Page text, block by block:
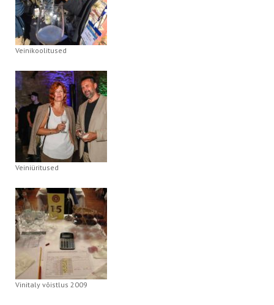
Veinikoolitused
Veiniüritused
Vinitaly võistlus 2009